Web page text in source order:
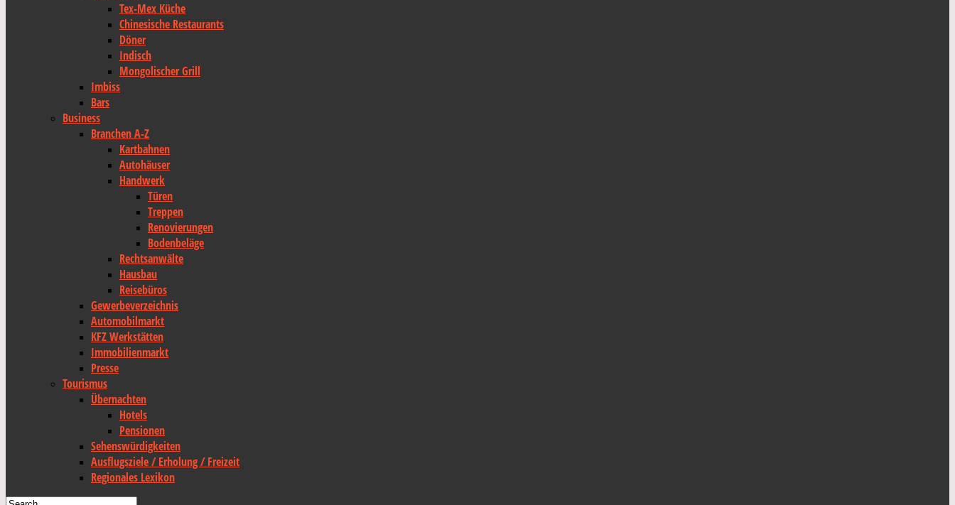
Tex-Mex Küche
Chinesische Restaurants
Döner
Indisch
Mongolischer Grill
Imbiss
Bars
Business
Branchen A-Z
Kartbahnen
Autohäuser
Handwerk
Türen
Treppen
Renovierungen
Bodenbeläge
Rechtsanwälte
Hausbau
Reisebüros
Gewerbeverzeichnis
Automobilmarkt
KFZ Werkstätten
Immobilienmarkt
Presse
Tourismus
Übernachten
Hotels
Pensionen
Sehenswürdigkeiten
Ausflugsziele / Erholung / Freizeit
Regionales Lexikon